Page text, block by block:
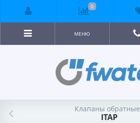
МЕНЮ
Клапаны обратные
ITAP
0